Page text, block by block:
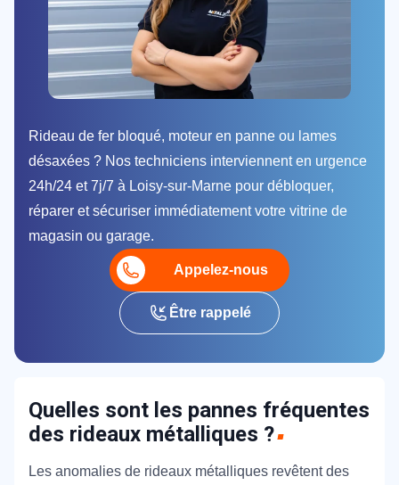
Rideau de fer bloqué, moteur en panne ou lames
désaxées ? Nos techniciens interviennent en urgence
24h/24 et 7j/7 à Loisy-sur-Marne pour débloquer,
réparer et sécuriser immédiatement votre vitrine de
magasin ou garage.
Appelez-nous
Être rappelé
Quelles sont les pannes fréquentes
des rideaux métalliques ?
Les anomalies de rideaux métalliques revêtent des